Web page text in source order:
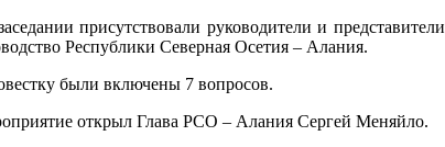
присутствовали руководители и
Республики Северная Осетия – Алания.
были включены 7 вопросов.
открыл Глава РСО – Алания Сергей Меняйло.